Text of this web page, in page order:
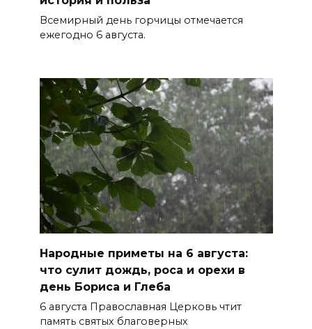
России
05 августа 2026 18:30
05 августа 2026 18:29
Подготовка к школе
05 августа 2026 18:27
Жеребьевка политических
партий
05 августа 2026 18:25
АЗС работают в штатном
режиме
05 августа 2026 18:21
Всемирный день горчицы отмечается
ежегодно 6 августа.
Народные приметы на 6 августа:
что сулит дождь, роса и орехи в
день Бориса и Глеба
6 августа Православная Церковь чтит
память святых благоверных